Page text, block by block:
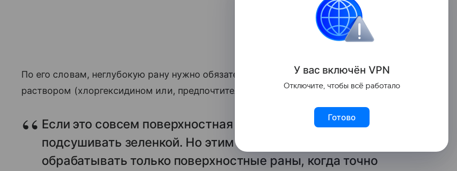
По его словам, неглубокую рану нужно обязательно обработать антисептическим
раствором (хлоргексидином или, предпочтительнее, повидон-йодом).
Если это совсем поверхностная ссадина, то ее можно
подсушивать зеленкой. Но этим средством стоит
обрабатывать только поверхностные раны, когда точно
У вас включён VPN
Отключите, чтобы всё работало
Готово